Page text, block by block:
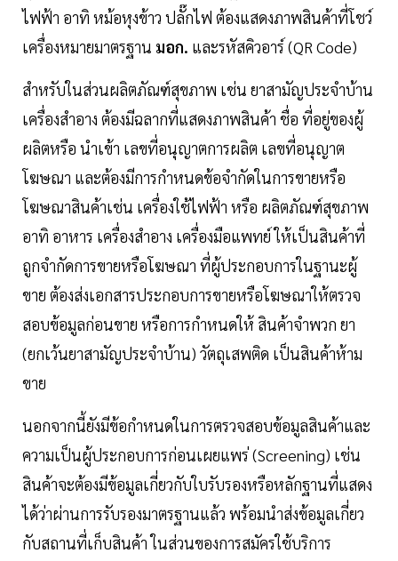
ไฟฟ้า อาทิ หม้อหุงข้าว ปลั๊กไฟ ต้องแสดงภาพสินค้าที่โชว์
เครื่องหมายมาตรฐาน มอก. และรหัสคิวอาร์ (QR Code)
สำหรับในส่วนผลิตภัณฑ์สุขภาพ เช่น ยาสามัญประจำบ้าน
เครื่องสำอาง ต้องมีฉลากที่แสดงภาพสินค้า ชื่อ ที่อยู่ของผู้
ผลิตหรือ นำเข้า เลขที่อนุญาตการผลิต เลขที่อนุญาต
โฆษณา และต้องมีการกำหนดข้อจำกัดในการขายหรือ
โฆษณาสินค้าเช่น เครื่องใช้ไฟฟ้า หรือ ผลิตภัณฑ์สุขภาพ
อาทิ อาหาร เครื่องสำอาง เครื่องมือแพทย์ ให้เป็นสินค้าที่
ถูกจำกัดการขายหรือโฆษณา ที่ผู้ประกอบการในฐานะผู้
ขาย ต้องส่งเอกสารประกอบการขายหรือโฆษณาให้ตรวจ
สอบข้อมูลก่อนขาย หรือการกำหนดให้ สินค้าจำพวก ยา
(ยกเว้นยาสามัญประจำบ้าน) วัตถุเสพติด เป็นสินค้าห้าม
ขาย
นอกจากนี้ยังมีข้อกำหนดในการตรวจสอบข้อมูลสินค้าและ
ความเป็นผู้ประกอบการก่อนเผยแพร่ (Screening) เช่น
สินค้าจะต้องมีข้อมูลเกี่ยวกับใบรับรองหรือหลักฐานที่แสดง
ได้ว่าผ่านการรับรองมาตรฐานแล้ว พร้อมนำส่งข้อมูลเกี่ยว
กับสถานที่เก็บสินค้า ในส่วนของการสมัครใช้บริการ